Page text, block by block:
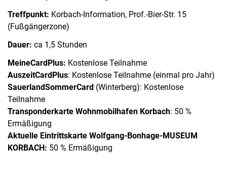
Treffpunkt: Korbach-Information, Prof.-Bier-Str. 15
(Fußgängerzone)
Dauer: ca 1,5 Stunden
MeineCardPlus: Kostenlose Teilnahme
AuszeitCardPlus: Kostenlose Teilnahme (einmal pro Jahr)
SauerlandSommerCard (Winterberg): Kostenlose
Teilnahme
Transponderkarte Wohnmobilhafen Korbach: 50 %
Ermäßigung
Aktuelle Eintrittskarte Wolfgang-Bonhage-MUSEUM
KORBACH: 50 % Ermäßigung